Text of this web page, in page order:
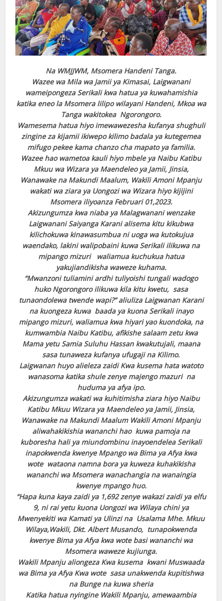
Na WMJJWM, Msomera Handeni Tanga.
Wazee wa Mila wa Jamii ya Kimasai, Laigwanani
wameipongeza Serikali kwa hatua ya kuwahamishia
katika eneo la Msomera lilipo wilayani Handeni, Mkoa wa
Tanga wakitokea Ngorongoro.
Wamesema hatua hiyo imewawezesha kufanya shughuli
zingine za kijamii ikiwepo kilimo badala ya kutegemea
mifugo pekee kama chanzo cha mapato ya familia.
Wazee hao wametoa kauli hiyo mbele ya Naibu Katibu
Mkuu wa Wizara ya Maendeleo ya Jamii, Jinsia,
Wanawake na Makundi Maalum, Wakili Amoni Mpanju
wakati wa ziara ya Uongozi wa Wizara hiyo kijijini
Msomera iliyoanza Februari 01,2023.
Akizungumza kwa niaba ya Malagwanani wenzake
Laigwanani Saiyanga Karani alisema kitu kikubwa
kilichokuwa kinawasumbua ni uoga wa kutokujua
waendako, lakini walipobaini kuwa Serikali ilikuwa na
mipango mizuri waliamua kuchukua hatua
yakujiandikisha waweze kuhama.
“Mwanzoni tuliamini ardhi tuliyoishi tungali wadogo
huko Ngorongoro ilikuwa kila kitu kwetu, sasa
tunaondolewa twende wapi?” aliuliza Laigwanan Karani
na kuongeza kuwa baada ya kuona Serikali inayo
mipango mizuri, waliamua kwa hiyari yao kuondoka, na
kumwambia Naibu Katibu, afikishe salaam zetu kwa
Mama yetu Samia Suluhu Hassan kwakutujali, maana
sasa tunaweza kufanya ufugaji na Kilimo.
Laigwanan huyo alieleza zaidi Kwa kusema hata watoto
wanasoma katika shule zenye majengo mazuri na
huduma ya afya ipo.
Akizungumza wakati wa kuhitimisha ziara hiyo Naibu
Katibu Mkuu Wizara ya Maendeleo ya Jamii, Jinsia,
Wanawake na Makundi Maalum Wakili Amoni Mpanju
aliwahakikishia wananchi hao kuwa pamoja na
kuboresha hali ya miundombinu inayoendelea Serikali
inapokwenda kwenye Mpango wa Bima ya Afya kwa
wote wataona namna bora ya kuweza kuhakikisha
wananchi wa Msomera wanachangia na wanaingia
kwenye mpango huo.
“Hapa kuna kaya zaidi ya 1,692 zenye wakazi zaidi ya elfu
9, ni rai yetu kuona Uongozi wa Wilaya chini ya
Mwenyekiti wa Kamati ya Ulinzi na Usalama Mhe. Mkuu
Wilaya,Wakili, Dkt. Albert Musando, tunapokwenda
kwenye Bima ya Afya kwa wote basi wananchi wa
Msomera waweze kujiunga.
Wakili Mpanju aliongeza Kwa kusema kwani Muswaada
wa Bima ya Afya Kwa wote sasa unakwenda kupitishwa
na Bunge na kuwa sheria
Katika hatua nyingine Wakili Mpanju, amewaambia